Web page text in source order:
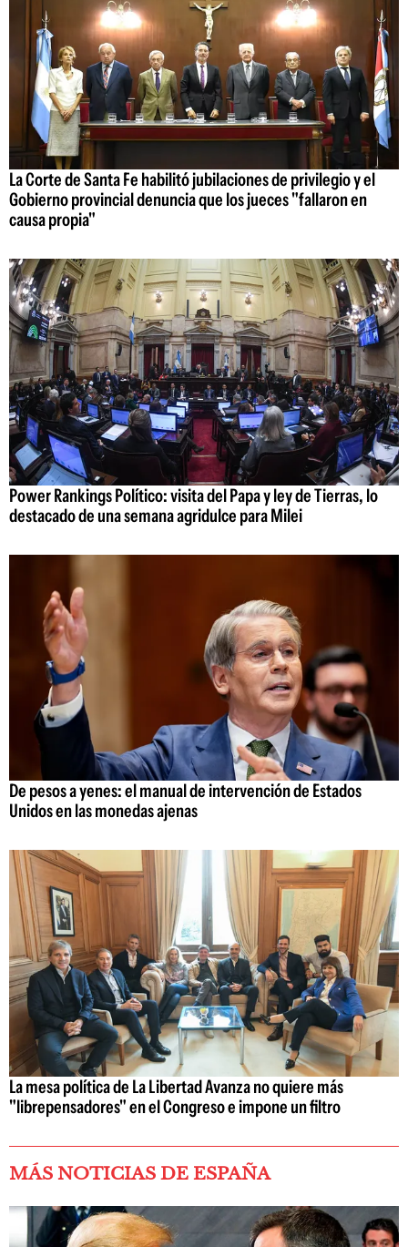
La Corte de Santa Fe habilitó jubilaciones de privilegio y el
Gobierno provincial denuncia que los jueces "fallaron en
causa propia"
Power Rankings Político: visita del Papa y ley de Tierras, lo
destacado de una semana agridulce para Milei
De pesos a yenes: el manual de intervención de Estados
Unidos en las monedas ajenas
La mesa política de La Libertad Avanza no quiere más
"librepensadores" en el Congreso e impone un filtro
MÁS NOTICIAS DE ESPAÑA